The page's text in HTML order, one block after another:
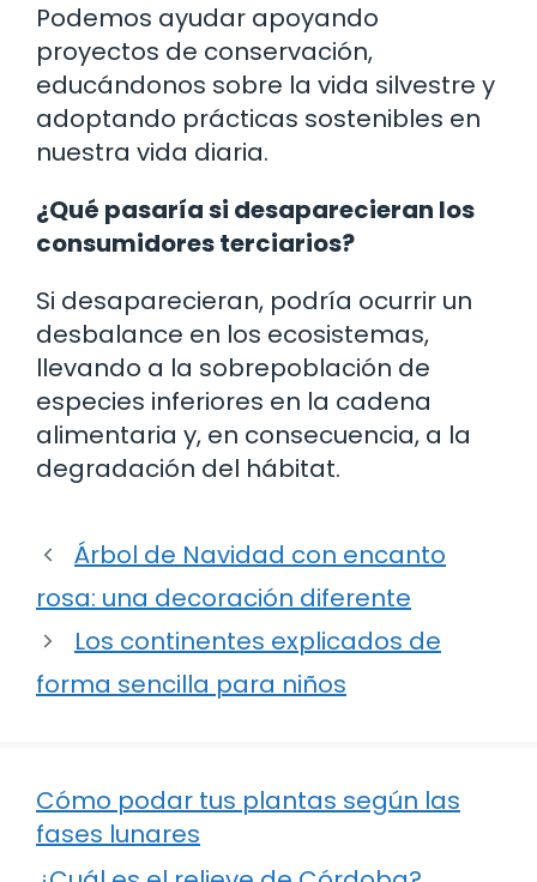
Podemos ayudar apoyando
proyectos de conservación,
educándonos sobre la vida silvestre y
adoptando prácticas sostenibles en
nuestra vida diaria.
¿Qué pasaría si desaparecieran los
consumidores terciarios?
Si desaparecieran, podría ocurrir un
desbalance en los ecosistemas,
llevando a la sobrepoblación de
especies inferiores en la cadena
alimentaria y, en consecuencia, a la
degradación del hábitat.
Árbol de Navidad con encanto
rosa: una decoración diferente
Los continentes explicados de
forma sencilla para niños
Cómo podar tus plantas según las
fases lunares